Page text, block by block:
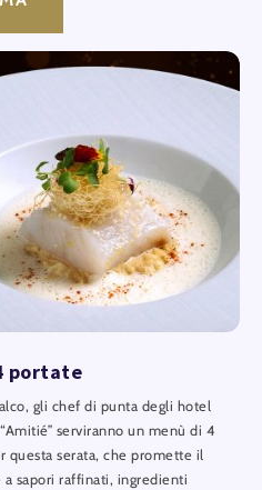
portate
gli chef di punta degli hotel
serviranno un menù di 4
questa serata, che promette il
a sapori raffinati, ingredienti